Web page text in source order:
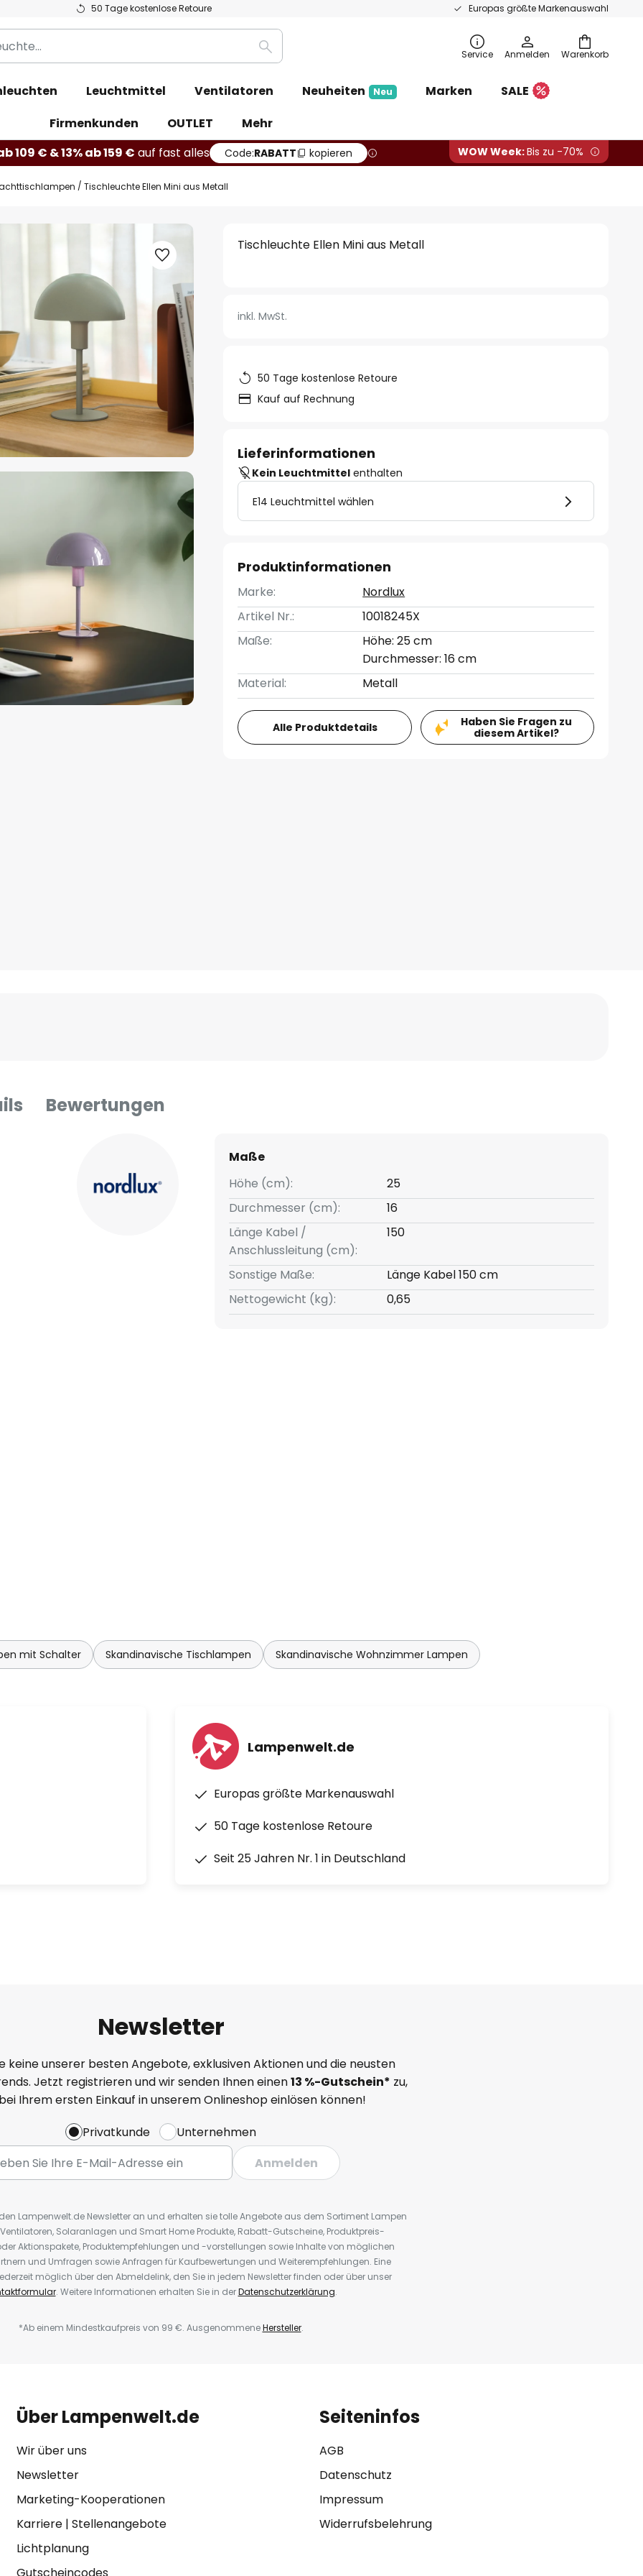
50 Tage kostenlose Retoure Europas größte Markenauswahl
Warenkorb
Suche Service Anmelden
Leuchtmittel Ventilatoren Neuheiten Neu Marken
SALE
Firmenkunden
OUTLET
Mehr
109 € & 13% ab 159 € auf fast alles Code:RABATT kopieren WOW Week:Bis zu -70%
Tischleuchte Ellen Mini aus Metall
Tischleuchte Ellen Mini aus Metall
inkl. MwSt.
50 Tage kostenlose Retoure
Kauf auf Rechnung
Lieferinformationen
Kein Leuchtmittel enthalten
E14 Leuchtmittel wählen
Produktinformationen
Marke:
Nordlux
Artikel Nr.:
10018245X
Maße:
Höhe: 25 cm
Durchmesser: 16 cm
Material:
Metall
Alle Produktdetails
Haben Sie Fragen zu
diesem Artikel?
Bewertungen
Maße
Höhe (cm):
25
Durchmesser (cm):
16
Länge Kabel /
Anschlussleitung (cm):
150
Sonstige Maße:
Länge Kabel 150 cm
Nettogewicht (kg):
0,65
mit Schalter Skandinavische Tischlampen Skandinavische Wohnzimmer Lampen
Lampenwelt.de
Europas größte Markenauswahl
50 Tage kostenlose Retoure
Seit 25 Jahren Nr. 1 in Deutschland
Newsletter
keine unserer besten Angebote, exklusiven Aktionen und die neusten
Jetzt registrieren und wir senden Ihnen einen13 %-Gutschein* zu,
Ihrem ersten Einkauf in unserem Onlineshop einlösen können!
Privatkunde
Unternehmen
Anmelden
Lampenwelt.de Newsletter an und erhalten sie tolle Angebote aus dem Sortiment Lampen
Solaranlagen und Smart Home Produkte, Rabatt-Gutscheine, Produktpreis-
Aktionspakete, Produktempfehlungen und -vorstellungen sowie Inhalte von möglichen
und Umfragen sowie Anfragen für Kaufbewertungen und Weiterempfehlungen. Eine
möglich über den Abmeldelink, den Sie in jedem Newsletter finden oder über unser
. Weitere Informationen erhalten Sie in derDatenschutzerklärung.
*Ab einem Mindestkaufpreis von 99 €. AusgenommeneHersteller.
Über Lampenwelt.de
Wir über uns
Newsletter
Marketing-Kooperationen
Karriere| Stellenangebote
Lichtplanung
Seiteninfos
AGB
Datenschutz
Impressum
Widerrufsbelehrung